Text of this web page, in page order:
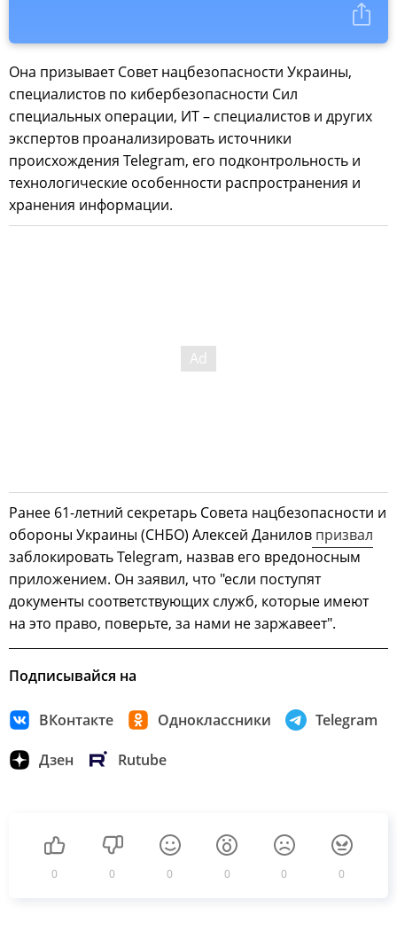
Она призывает Совет нацбезопасности Украины,
специалистов по кибербезопасности Сил
специальных операции, ИТ – специалистов и других
экспертов проанализировать источники
происхождения Telegram, его подконтрольность и
технологические особенности распространения и
хранения информации.
Ранее 61-летний секретарь Совета нацбезопасности и
обороны Украины (СНБО) Алексей Данилов призвал
заблокировать Telegram, назвав его вредоносным
приложением. Он заявил, что "если поступят
документы соответствующих служб, которые имеют
на это право, поверьте, за нами не заржавеет".
Подписывайся на
ВКонтакте Одноклассники Telegram
Дзен Rutube
0 0 0 0 0 0